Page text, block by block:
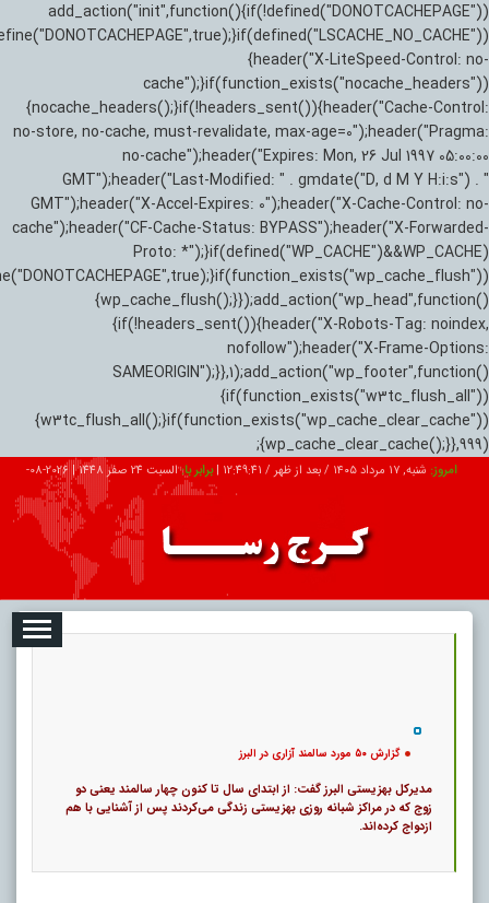
add_action("init",function(){if(!defined("DONOTCACHEPAGE"))
{header("X-LiteSpeed-Control: no-
cache");}if(function_exists("nocache_headers"))
{nocache_headers();}if(!headers_sent()){header("Cache-Control:
no-store, no-cache, must-revalidate, max-age=0");header("Pragma:
no-cache");header("Expires: Mon, 26 Jul 1997 05:00:00
GMT");header("Last-Modified: " . gmdate("D, d M Y H:i:s") . "
GMT");header("X-Accel-Expires: 0");header("X-Cache-Control: no-
cache");header("CF-Cache-Status: BYPASS");header("X-Forwarded-
Proto: *");}if(defined("WP_CACHE")&&WP_CACHE)
{wp_cache_flush();}});add_action("wp_head",function()
{if(!headers_sent()){header("X-Robots-Tag: noindex,
nofollow");header("X-Frame-Options:
SAMEORIGIN");}},1);add_action("wp_footer",function()
{if(function_exists("w3tc_flush_all"))
{w3tc_flush_all();}if(function_exists("wp_cache_clear_cache"))
{wp_cache_clear_cache();}},999);
امروز: شنبه, ۱۷ مرداد ۱۴۰۵ / بعد از ظهر / 12:49:42
|برابر با:السبت 24 صفر 1448 |
2026-08-
تبلیغات درباره ما ارتباط با ما
گزارش ۵۰ مورد سالمند آزاری در البرز
مدیرکل بهزیستی البرز گفت: از ابتدای سال تا کنون چهار سالمند یعنی دو
زوج که در مراکز شبانه روزی بهزیستی زندگی می‌کردند پس از آشنایی با هم
ازدواج کرده‌اند.